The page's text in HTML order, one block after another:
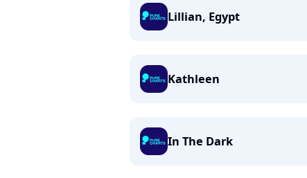
Lillian, Egypt
Kathleen
In The Dark